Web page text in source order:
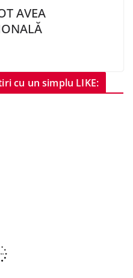
AVEA
cu un simplu LIKE: